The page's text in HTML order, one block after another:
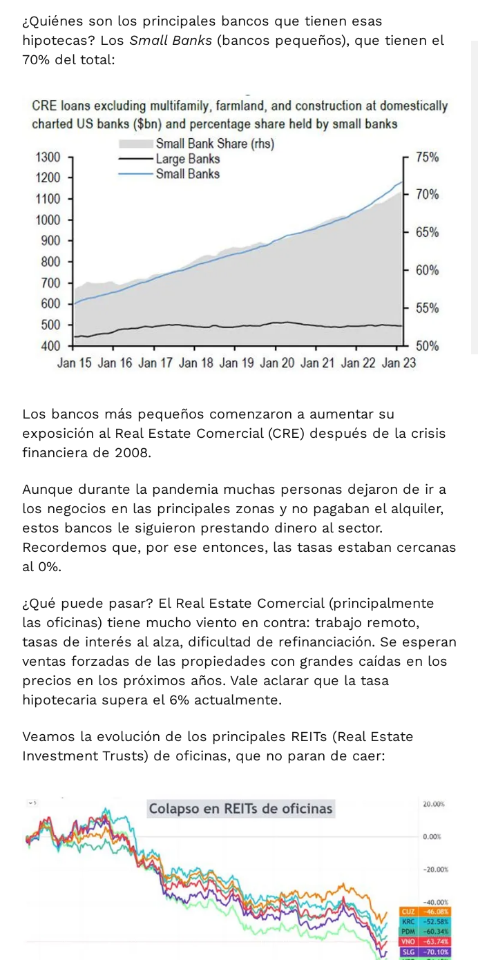
¿Quiénes son los principales bancos que tienen esas
hipotecas? Los Small Banks (bancos pequeños), que tienen el
70% del total:
Los bancos más pequeños comenzaron a aumentar su
exposición al Real Estate Comercial (CRE) después de la crisis
financiera de 2008.
Aunque durante la pandemia muchas personas dejaron de ir a
los negocios en las principales zonas y no pagaban el alquiler,
estos bancos le siguieron prestando dinero al sector.
Recordemos que, por ese entonces, las tasas estaban cercanas
al 0%.
¿Qué puede pasar? El Real Estate Comercial (principalmente
las oficinas) tiene mucho viento en contra: trabajo remoto,
tasas de interés al alza, dificultad de refinanciación. Se esperan
ventas forzadas de las propiedades con grandes caídas en los
precios en los próximos años. Vale aclarar que la tasa
hipotecaria supera el 6% actualmente.
Veamos la evolución de los principales REITs (Real Estate
Investment Trusts) de oficinas, que no paran de caer: